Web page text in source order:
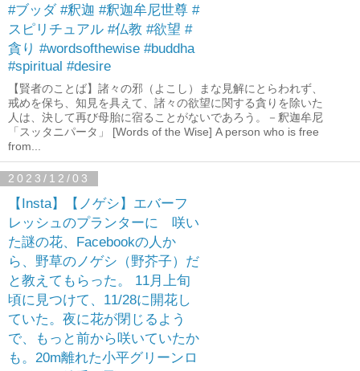
#ブッダ #釈迦 #釈迦牟尼世尊 #
スピリチュアル #仏教 #欲望 #
貪り #wordsofthewise #buddha
#spiritual #desire
【賢者のことば】諸々の邪（よこし）まな見解にとらわれず、
戒めを保ち、知見を具えて、諸々の欲望に関する貪りを除いた
人は、決して再び母胎に宿ることがないであろう。－釈迦牟尼
「スッタニパータ」 [Words of the Wise] A person who is free
from...
2023/12/03
【Insta】【ノゲシ】エバーフ
レッシュのプランターに 咲い
た謎の花、Facebookの人か
ら、野草のノゲシ（野芥子）だ
と教えてもらった。 11月上旬
頃に見つけて、11/28に開花し
ていた。夜に花が閉じるよう
で、もっと前から咲いていたか
も。20m離れた小平グリーンロ